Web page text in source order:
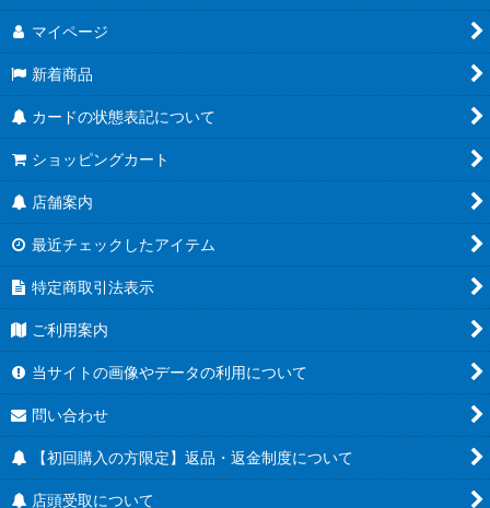
マイページ
新着商品
カードの状態表記について
ショッピングカート
店舗案内
最近チェックしたアイテム
特定商取引法表示
ご利用案内
当サイトの画像やデータの利用について
問い合わせ
【初回購入の方限定】返品・返金制度について
店頭受取について